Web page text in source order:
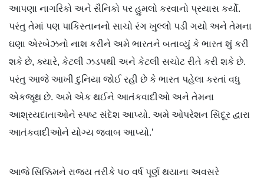
આપણા નાગરિકો અને સૈનિકો પર હુમલો કરવાનો પ્રયાસ કર્યો.
પરંતુ તેમાં પણ પાકિસ્તાનનો સાચો રંગ ખુલ્લો પડી ગયો અને તેમના
ઘણા એરબેઝનો નાશ કરીને અમે ભારતને બતાવ્યું કે ભારત શું કરી
શકે છે, ક્યારે, કેટલી ઝડપથી અને કેટલી સચોટ રીતે કરી શકે છે.
પરંતુ આજે આખી દુનિયા જોઈ રહી છે કે ભારત પહેલા કરતાં વધુ
એકજૂથ છે. અમે એક થઈને આતંકવાદીઓ અને તેમના
આશ્રયદાતાઓને સ્પષ્ટ સંદેશ આપ્યો. અમે ઓપરેશન સિંદૂર દ્વારા
આતંકવાદીઓને યોગ્ય જવાબ આપ્યો.’
આજે સિક્કિમને રાજ્ય તરીકે ૫૦ વર્ષ પૂર્ણ થયાના અવસરે